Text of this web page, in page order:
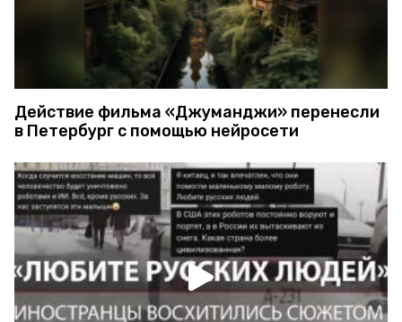
Действие фильма «Джуманджи» перенесли
в Петербург с помощью нейросети